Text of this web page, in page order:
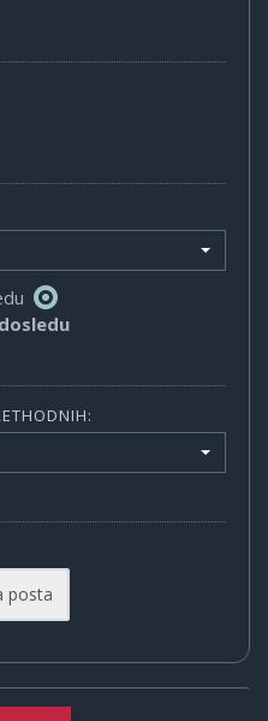
posta